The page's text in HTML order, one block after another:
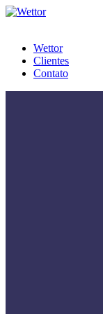
Wettor
Clientes
Contato